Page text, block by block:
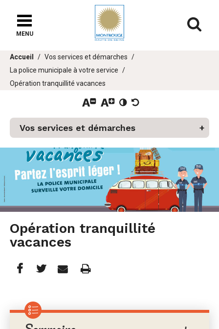
chat
MENU
Vous
êtes
Accueil
Vos services et démarches
La police municipale à votre service
Opération tranquillité vacances
Vos services et démarches
Opération tranquillité
vacances
Partager
page
Partager
page
Partager
page
Imprimer